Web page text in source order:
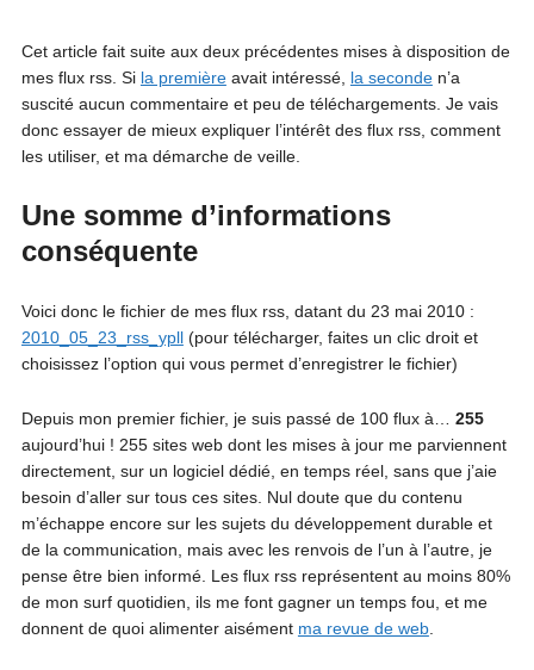
Cet article fait suite aux deux précédentes mises à disposition de
mes flux rss. Si la premièreavait intéressé, la seconden’a
suscité aucun commentaire et peu de téléchargements. Je vais
donc essayer de mieux expliquer l’intérêt des flux rss, comment
les utiliser, et ma démarche de veille.
Une somme d’informations
conséquente
Voici donc le fichier de mes flux rss, datant du 23 mai 2010 :
2010_05_23_rss_ypll(pour télécharger, faites un clic droit et
choisissez l’option qui vous permet d’enregistrer le fichier)
Depuis mon premier fichier, je suis passé de 100 flux à… 255
aujourd’hui ! 255 sites web dont les mises à jour me parviennent
directement, sur un logiciel dédié, en temps réel, sans que j’aie
besoin d’aller sur tous ces sites. Nul doute que du contenu
m’échappe encore sur les sujets du développement durable et
de la communication, mais avec les renvois de l’un à l’autre, je
pense être bien informé. Les flux rss représentent au moins 80%
de mon surf quotidien, ils me font gagner un temps fou, et me
donnent de quoi alimenter aisément ma revue de web.